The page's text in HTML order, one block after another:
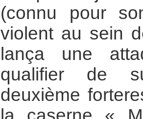
(connu pour
violent au sein
lança une
qualifier de
deuxième